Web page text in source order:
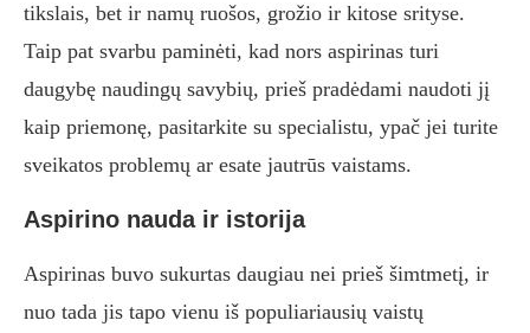
tikslais, bet ir namų ruošos, grožio ir kitose srityse.
Taip pat svarbu paminėti, kad nors aspirinas turi
daugybę naudingų savybių, prieš pradėdami naudoti jį
kaip priemonę, pasitarkite su specialistu, ypač jei turite
sveikatos problemų ar esate jautrūs vaistams.
Aspirino nauda ir istorija
Aspirinas buvo sukurtas daugiau nei prieš šimtmetį, ir
nuo tada jis tapo vienu iš populiariausių vaistų